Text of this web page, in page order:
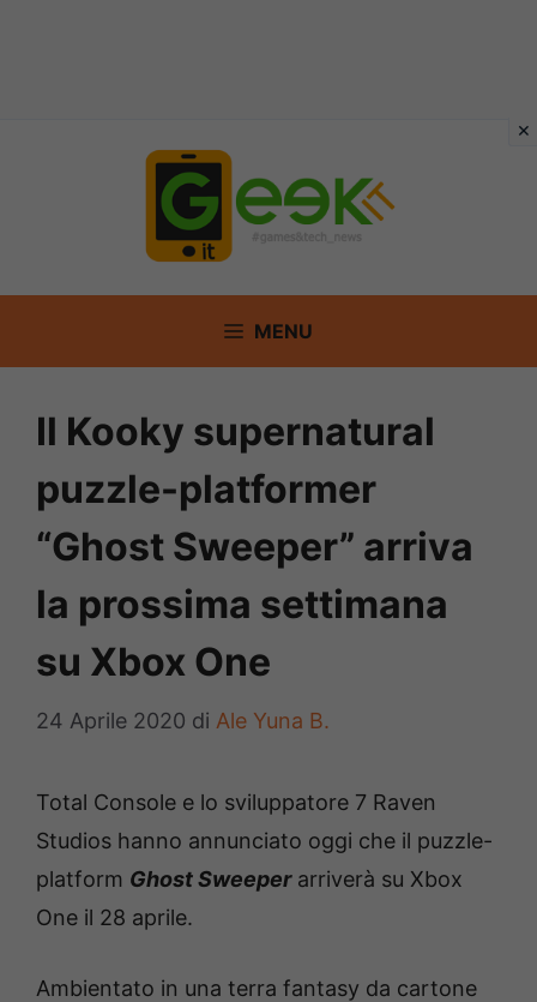
MENU
Il Kooky supernatural
puzzle-platformer
“Ghost Sweeper” arriva
la prossima settimana
su Xbox One
24 Aprile 2020 di Ale Yuna B.
Total Console e lo sviluppatore 7 Raven
Studios hanno annunciato oggi che il puzzle-
platform Ghost Sweeperarriverà su Xbox
One il 28 aprile.
Ambientato in una terra fantasy da cartone